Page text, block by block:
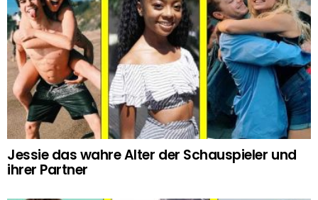
Jessie das wahre Alter der Schauspieler und
ihrer Partner